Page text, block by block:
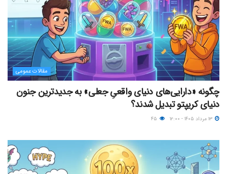
مقالات عمومی
چگونه «دارایی‌های دنیای واقعیِ جعلی» به جدیدترین جنون
دنیای کریپتو تبدیل شدند؟